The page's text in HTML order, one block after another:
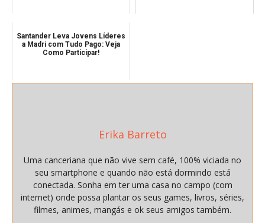
Santander Leva Jovens Líderes
a Madri com Tudo Pago: Veja
Como Participar!
Erika Barreto
Uma canceriana que não vive sem café, 100% viciada no
seu smartphone e quando não está dormindo está
conectada. Sonha em ter uma casa no campo (com
internet) onde possa plantar os seus games, livros, séries,
filmes, animes, mangás e ok seus amigos também.